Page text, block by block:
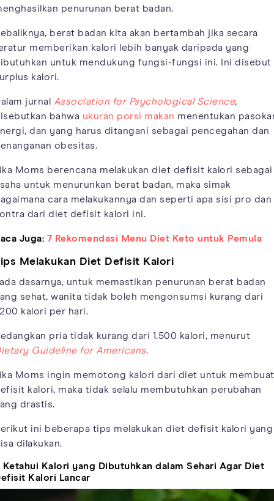
penurunan berat badan.
berat badan kita akan bertambah jika secara
memberikan kalori lebih banyak daripada yang
untuk mendukung fungsi-fungsi ini. Ini disebut
kalori.
jurnal Association for Psychological Science,
bahwa ukuran porsi makan menentukan
dan yang harus ditangani sebagai pencegahan dan
obesitas.
Moms berencana melakukan diet defisit kalori sebagai
untuk menurunkan berat badan, maka simak
cara melakukannya dan seperti apa sisi pro dan
dari diet defisit kalori ini.
Juga: 7 Rekomendasi Menu Diet Keto untuk Pemula
Melakukan Diet Defisit Kalori
dasarnya, untuk memastikan penurunan berat badan
sehat, wanita tidak boleh mengonsumsi kurang dari
kalori per hari.
pria tidak kurang dari 1.500 kalori, menurut
Guideline for Americans.
Moms ingin memotong kalori dari diet untuk membuat
kalori, maka tidak selalu membutuhkan perubahan
drastis.
ini beberapa tips melakukan diet defisit kalori yang
dilakukan.
Ketahui Kalori yang Dibutuhkan dalam Sehari Agar Diet
Kalori Lancar